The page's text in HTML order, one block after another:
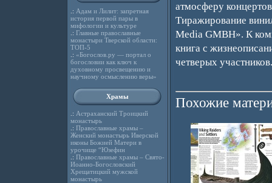
.: Адам и Лилит: запретная
история первой пары в
мифологии и культуре
.: Главные православные
монастыри Тверской области:
ТОП-5
.: «Богослов.ру — портал о
богословии как ключ к
духовному просвещению и
научному осмыслению веры»
Храмы
.: Астраханский Троицкий
монастырь
.: Православные храмы –
Женский монастырь Иверской
иконы Божией Матери в
урочище “Юзефин
.: Православные храмы – Свято-
Иоанно-Богословский
Хрещатицкий мужской
монастырь
атмосферу
Тиражирование
Media GMBH». К
книга с
четверых участников.
Похожие